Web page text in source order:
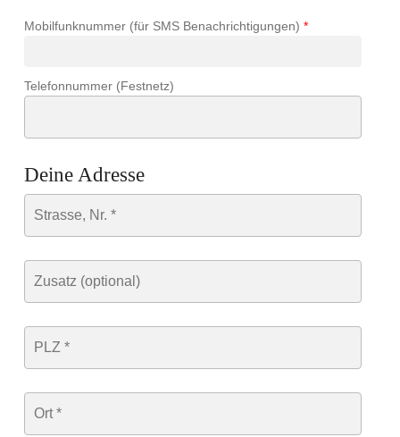
Mobilfunknummer (für SMS Benachrichtigungen) *
Telefonnummer (Festnetz)
Deine Adresse